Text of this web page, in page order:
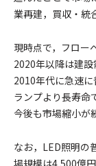
業再建，買収・統
現時点で，フロー
2020年以降は建設
2010年代に急速
ランプより長寿命
今後も市場縮小が
なお，LED照明の
場規模は4,500億